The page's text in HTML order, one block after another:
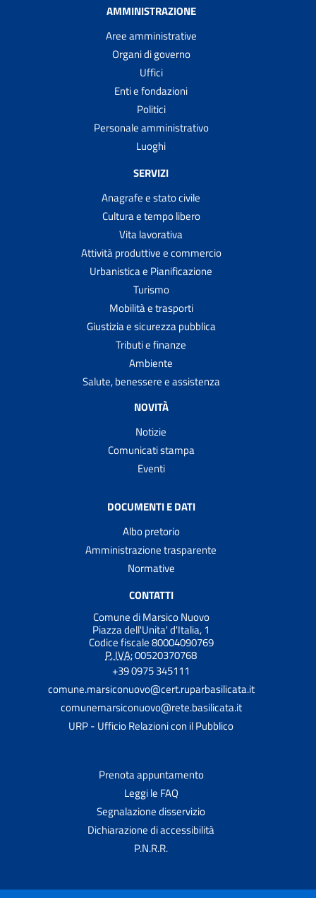
AMMINISTRAZIONE
Aree amministrative
Organi di governo
Uffici
Enti e fondazioni
Politici
Personale amministrativo
Luoghi
SERVIZI
Anagrafe e stato civile
Cultura e tempo libero
Vita lavorativa
Attività produttive e commercio
Urbanistica e Pianificazione
Turismo
Mobilità e trasporti
Giustizia e sicurezza pubblica
Tributi e finanze
Ambiente
Salute, benessere e assistenza
NOVITÀ
Notizie
Comunicati stampa
Eventi
DOCUMENTI E DATI
Albo pretorio
Amministrazione trasparente
Normative
CONTATTI
Comune di Marsico Nuovo
Piazza dell'Unita' d'Italia, 1
Codice fiscale 80004090769
P. IVA:00520370768
+39 0975 345111
comune.marsiconuovo@cert.ruparbasilicata.it
comunemarsiconuovo@rete.basilicata.it
URP - Ufficio Relazioni con il Pubblico
Prenota appuntamento
Leggi le FAQ
Segnalazione disservizio
Dichiarazione di accessibilità
P.N.R.R.